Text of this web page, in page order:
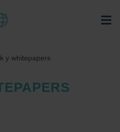
y whitepapers